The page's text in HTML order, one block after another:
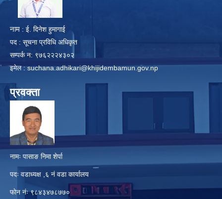
नाम : ई. दिनेश हुमागाई
पद : सूचना प्रविधि अधिकृत
सम्पर्क न: ९७६२२२४३०२
इमेल :suchana.adhikari@khijidembamun.gov.np
प्रवक्ता
नामः पासाङ निमा शेर्पा
पदः वडाध्यक्ष ,६ नं वडा कार्यालय
फाेन नंः ९८४३४७८७७०